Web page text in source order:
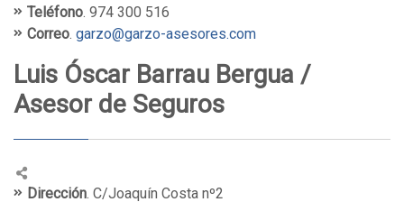
Teléfono. 974 300 516
Correo. garzo@garzo-asesores.com
Luis Óscar Barrau Bergua /
Asesor de Seguros
Dirección. C/Joaquín Costa nº2